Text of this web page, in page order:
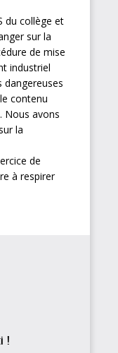
du collège et
sur la
de mise
industriel
contenu
Nous avons
la
de
à respirer
!